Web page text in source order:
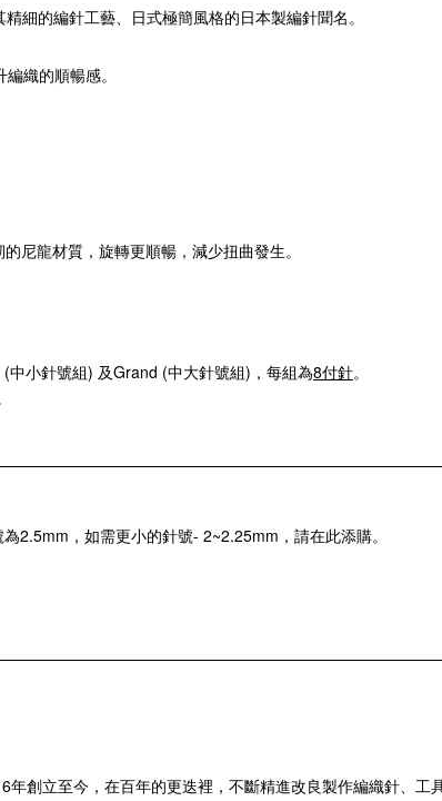
細的編針工藝、日式極簡風格的日本製編針聞名。
織的順暢感。
尼龍材質，旋轉更順暢，減少扭曲發生。
(中小針號組) 及Grand (中大針號組)，每組為8付針。
2.5mm，如需更小的針號- 2~2.25mm，請在此添購。
年創立至今，在百年的更迭裡，不斷精進改良製作編織針、